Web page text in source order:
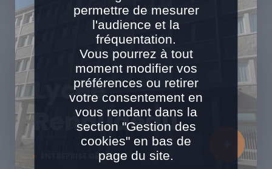
ENTREPRISE GÉNÉRALE
Lycée
Renaudeau
permettre de mesurer
l'audience et la
fréquentation.
Vous pourrez à tout
moment modifier vos
préférences ou retirer
votre consentement en
vous rendant dans la
section "Gestion des
cookies" en bas de
page du site.